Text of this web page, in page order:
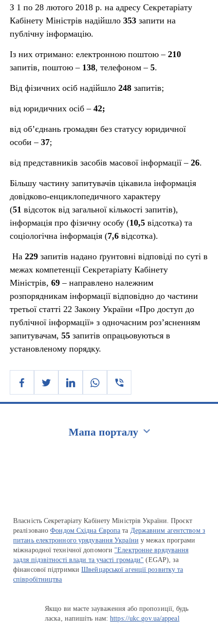
З 1 по 28 лютого 2018 р. на адресу Секретаріату
Кабінету Міністрів надійшло 353 запити на
публічну інформацію.
Із них отримано: електронною поштою – 210
запитів, поштою – 138, телефоном – 5.
Від фізичних осіб надійшло 248 запитів;
від юридичних осіб – 42;
від об’єднань громадян без статусу юридичної
особи – 37;
від представників засобів масової інформації – 26.
Більшу частину запитувачів цікавила інформація
довідково-енциклопедичного характеру
(51 відсоток від загальної кількості запитів),
інформація про фізичну особу (10,5 відсотка) та
соціологічна інформація (7,6 відсотка).
На 229 запитів надано ґрунтовні відповіді по суті в
межах компетенції Секретаріату Кабінету
Міністрів, 69 – направлено належним
розпорядникам інформації відповідно до частини
третьої статті 22 Закону України «Про доступ до
публічної інформації» з одночасним роз’ясненням
запитувачам, 55 запитів опрацьовуються в
установленому порядку.
Мапа порталу
Власність Секретаріату Кабінету Міністрів України. Проєкт
реалізованоФондом Східна Європа та Державним агентством з
питань електронного урядування України у межах програми
міжнародної технічної допомоги "Електронне врядування
задля підзвітності влади та участі громади" (EGAP), за
фінансової підтримкиШвейцарської агенції розвитку та
співробітництва
Якщо ви маєте зауваження або пропозиції, будь
ласка, напишіть нам:https://ukc.gov.ua/appeal